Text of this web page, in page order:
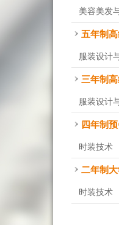
美容美发
五年制
服装设计
三年制
服装设计
四年制
时装技术
二年制
时装技术